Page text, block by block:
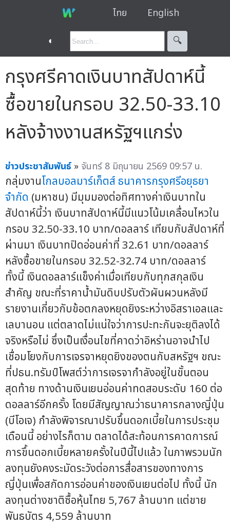
ไทย English
◐ 🔍︎
กรุงศรีคาดเงินบาทสัปดาห์นี้
ซื้อขายในกรอบ 32.50-33.10
หลังจ้างงานสหรัฐฯแกร่ง
ข่าวประชาสัมพันธ์ » จันทร์ 8 มิถุนายน 2569 09:57 น.
กลุ่มงานโกลบอลมาร์เก็ตส์ ธนาคารกรุงศรีอยุธยา
จำกัด (มหาชน) มีมุมมองต่อทิศทางค่าเงินบาทใน
สัปดาห์นี้ว่า เงินบาทสัปดาห์นี้มีแนวโน้มเคลื่อนไหวใน
กรอบ 32.50-33.10 บาท/ดอลลาร์ เทียบกับสัปดาห์ที่
ผ่านมา เงินบาทปิดอ่อนค่าที่ 32.61 บาท/ดอลลาร์
หลังซื้อขายในกรอบ 32.52-32.74 บาท/ดอลลาร์
ทั้งนี้ เงินดอลลาร์แข็งค่าเมื่อเทียบกับทุกสกุลเงิน
สำคัญ ขณะที่ราคาน้ำมันดิบปรับตัวผันผวนหลังมี
รายงานเกี่ยวกับข้อตกลงหยุดยิงระหว่างอิสราเอลและ
เลบานอน แต่ตลาดไม่แน่ใจว่าการปะทะกันจะยุติลงได้
จริงหรือไม่ ซึ่งเป็นเงื่อนไขที่คาดว่าอิหร่านอาจนำไป
เชื่อมโยงกับการเจรจาหยุดยิงของตนกับสหรัฐฯ ขณะ
ที่ปธน.ทรัมป์โพสต์ว่าการเจรจากำลังอยู่ในขั้นตอน
สุดท้าย ทางด้านเงินเยนอ่อนค่าทดสอบระดับ 160 ต่อ
ดอลลาร์อีกครั้ง โดยมีสัญญาณว่าธนาคารกลางญี่ปุ่น
(บีโอเจ) กำลังพิจารณาปรับขึ้นดอกเบี้ยในการประชุม
เดือนนี้ อย่างไรก็ตาม ตลาดได้สะท้อนการคาดการณ์
การขึ้นดอกเบี้ยหลายครั้งในปีนี้ไปแล้ว ในภาพรวมนัก
ลงทุนยังคงระมัดระวังต่อการสื่อสารของทางการ
ญี่ปุ่นเพื่อสกัดการอ่อนค่าของเงินเยนต่อไป ทั้งนี้ นัก
ลงทุนต่างชาติซื้อหุ้นไทย 5,767 ล้านบาท แต่ขาย
พันธบัตร 4,559 ล้านบาท